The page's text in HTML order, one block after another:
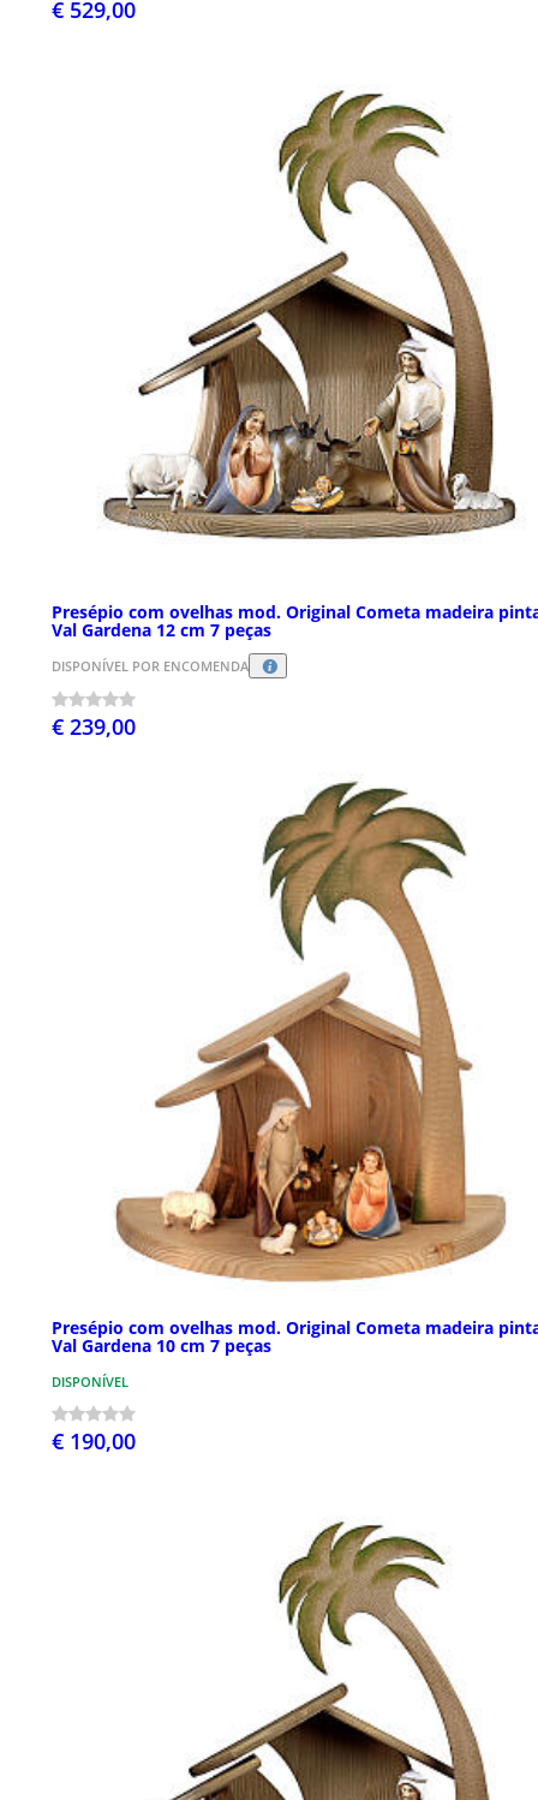
€ 529,00
Presépio com ovelhas mod. Original Cometa madeira
Val Gardena 12 cm 7 peças
DISPONÍVEL POR ENCOMENDA
€ 239,00
Presépio com ovelhas mod. Original Cometa madeira
Val Gardena 10 cm 7 peças
DISPONÍVEL
€ 190,00